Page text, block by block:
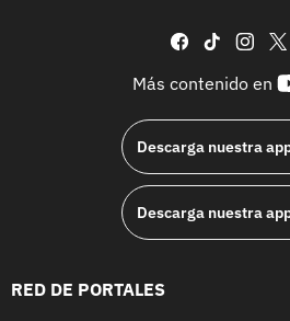
facebook
tiktok
Más contenido en
Descarga nuestra
Descarga nuestra
RED DE PORTALES